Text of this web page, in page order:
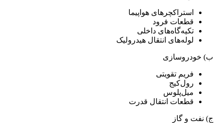
استراکچرهای هواپیما
قطعات فرود
تکیه‌گاه‌های داخلی
لوله‌های انتقال هیدرولیک
ب) خودروسازی
فریم تقویتی
رول‌کیج
میل‌پلوس
قطعات انتقال قدرت
ج) نفت و گاز